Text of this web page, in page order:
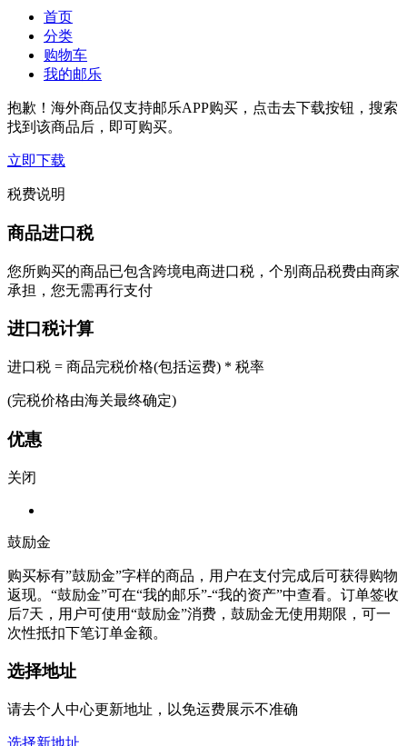
首页
分类
购物车
我的邮乐
抱歉！海外商品仅支持邮乐APP购买，点击去下载按钮，搜索
找到该商品后，即可购买。
立即下载
税费说明
商品进口税
您所购买的商品已包含跨境电商进口税，个别商品税费由商家
承担，您无需再行支付
进口税计算
进口税 = 商品完税价格(包括运费) * 税率
(完税价格由海关最终确定)
优惠
关闭
鼓励金
购买标有”鼓励金”字样的商品，用户在支付完成后可获得购物
返现。“鼓励金”可在“我的邮乐”-“我的资产”中查看。订单签收
后7天，用户可使用“鼓励金”消费，鼓励金无使用期限，可一
次性抵扣下笔订单金额。
选择地址
请去个人中心更新地址，以免运费展示不准确
选择新地址